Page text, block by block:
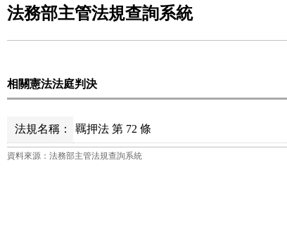
法務部主管法規查詢系統
相關憲法法庭判決
法規名稱： 羈押法 第 72 條
資料來源：法務部主管法規查詢系統